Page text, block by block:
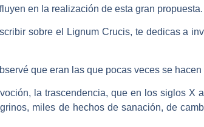
en la realización de esta gran propuesta.
sobre el Lignum Crucis, te dedicas a
que eran las que pocas veces se
la trascendencia, que en los siglos X
miles de hechos de sanación, de